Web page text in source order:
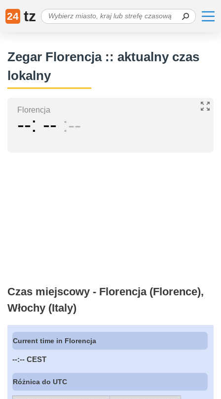
24 tz
Zegar Florencja :: aktualny czas
lokalny
Florencja
-- -- --
Czas miejscowy - Florencja (Florence),
Włochy (Italy)
Current time in Florencja
--:-- CEST
Różnica do UTC